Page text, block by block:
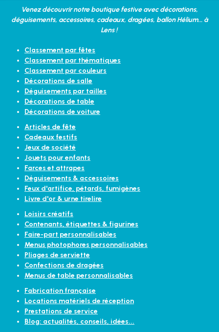
Venez découvrir notre boutique festive avec décorations,
déguisements, accessoires, cadeaux, dragées, ballon Hélium... à
Lens !
Classement par fêtes
Classement par thématiques
Classement par couleurs
Décorations de salle
Déguisements par tailles
Décorations de table
Décorations de voiture
Articles de fête
Cadeaux festifs
Jeux de société
Jouets pour enfants
Farces et attrapes
Déguisements & accessoires
Feux d'artifice, pétards, fumigènes
Livre d'or & urne tirelire
Loisirs créatifs
Contenants, étiquettes & figurines
Faire-part personnalisables
Menus photophores personnalisables
Pliages de serviette
Confections de dragées
Menus de table personnalisables
Fabrication française
Locations matériels de réception
Prestations de service
Blog: actualités, conseils, idées...